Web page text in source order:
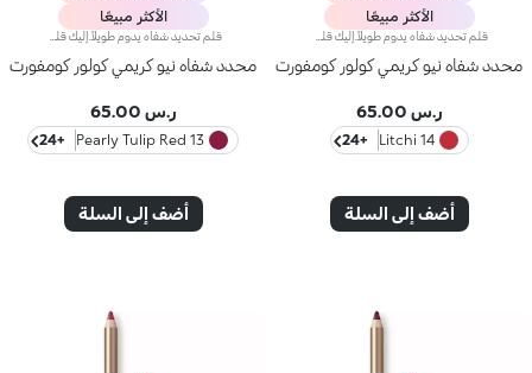
الأكثر مبيعًا
محدد شفاه نيو كريمي كولور كومفورت
ر.س 65.00
14 Litchi
+24
أضف إلى السلة
الأكثر مبيعًا
محدد شفاه نيو كريمي كولور كومفورت
ر.س 65.00
13 Pearly Tulip Red
+24
أضف إلى السلة